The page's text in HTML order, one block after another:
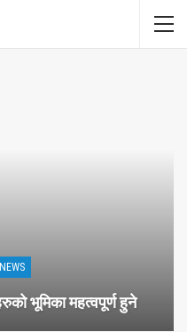
भूमिका महत्वपूर्ण हुने